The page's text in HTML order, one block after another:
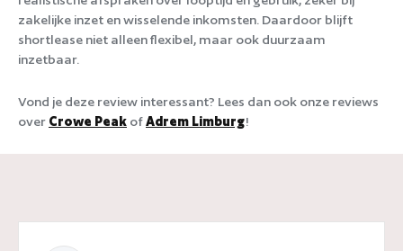
zakelijke inzet en wisselende inkomsten. Daardoor blijft
shortlease niet alleen flexibel, maar ook duurzaam
inzetbaar.
Vond je deze review interessant? Lees dan ook onze reviews
over Crowe Peak ofAdrem Limburg!